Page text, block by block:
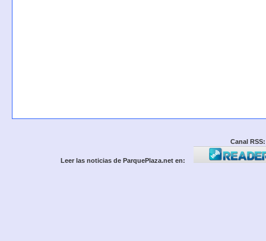
Canal RSS:
Leer las noticias de ParquePlaza.net en: